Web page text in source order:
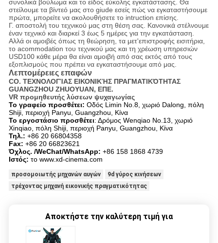
συνολικά βούλωμα και το είδος εύκολης εγκατάστασης. Θα
στείλουμε τα βίντεό μας στο giude εσείς πώς να εγκαταστήσουμε
πρώτα, μπορείτε να ακολουθήσετε το intruction επίσης.
Γ. αποστολή του τεχνικού μας στη θέση σας. Κανονικά στέλνουμε
έναν τεχνικό και διαρκεί 3 έως 5 ημέρες για την εγκατάσταση.
Αλλά οι αμοιβές όπως τη θεώρηση, τα μετ'επιστροφής εισιτήρια,
το acommodation του τεχνικού μας και τη χρέωση υπηρεσιών
USD100 κάθε μέρα θα είναι αμοιβή από σας εκτός από τους
εξοπλισμούς που πρέπει να εγκαταστήσουμε από μας.
Λεπτομέρειες επαφών
CO. ΤΕΧΝΟΛΟΓΊΑΣ ΕΙΚΟΝΙΚΉΣ ΠΡΑΓΜΑΤΙΚΌΤΗΤΑΣ
GUANGZHOU ZHUOYUAN, ΕΠΕ.
VR προμηθευτής λύσεων ψυχαγωγίας
Το γραφείο προσθέτει: Οδός Limin No.8, χωριό Dalong, πόλη
Shiji, περιοχή Panyu, Guangzhou, Κίνα
Το εργοστάσιο προσθέτει: Δρόμος Wenqiao No.13, χωριό
Xinqiao, πόλη Shiji, περιοχή Panyu, Guangzhou, Κίνα
Τηλ.: +86 20 66804358
Fax: +86 20 66823621
Όχλος. /WeChat/WhatsApp: +86 158 1868 4739
Ιστός: το www.xd-cinema.com
προσομοιωτής μηχανών αυγών
9d γύρος κινήσεων
τρέχοντας μηχανή εικονικής πραγματικότητας
Αποκτήστε την καλύτερη τιμή για